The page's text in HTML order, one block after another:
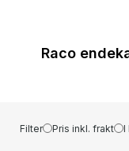
Raco
Filter Pris inkl. frakt I